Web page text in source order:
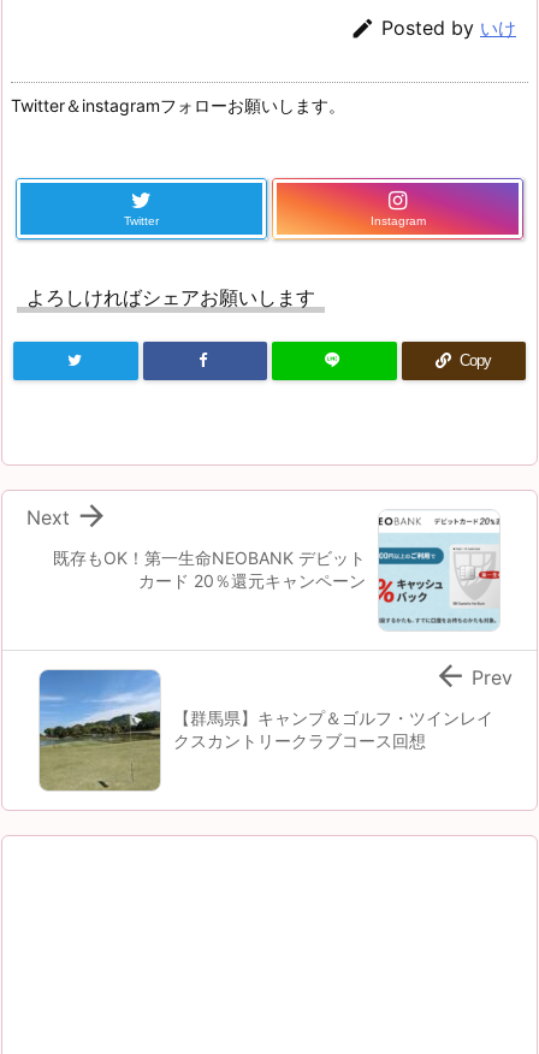
 Posted by いけ
Twitter＆instagramフォローお願いします。
Twitter Instagram
よろしければシェアお願いします
Copy
既存もOK！第一生命NEOBANK デビット
カード 20％還元キャンペーン

Next
【群馬県】キャンプ＆ゴルフ・ツインレイ
クスカントリークラブコース回想
 Prev